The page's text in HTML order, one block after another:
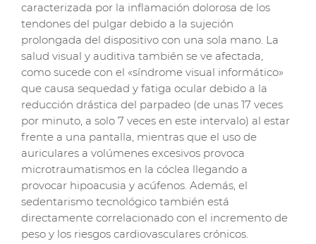
caracterizada por la inflamación dolorosa de los
tendones del pulgar debido a la sujeción
prolongada del dispositivo con una sola mano. La
salud visual y auditiva también se ve afectada,
como sucede con el «síndrome visual informático»
que causa sequedad y fatiga ocular debido a la
reducción drástica del parpadeo (de unas 17 veces
por minuto, a solo 7 veces en este intervalo) al estar
frente a una pantalla, mientras que el uso de
auriculares a volúmenes excesivos provoca
microtraumatismos en la cóclea llegando a
provocar hipoacusia y acúfenos. Además, el
sedentarismo tecnológico también está
directamente correlacionado con el incremento de
peso y los riesgos cardiovasculares crónicos.